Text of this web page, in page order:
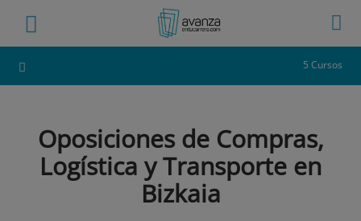
5 Cursos
Oposiciones de Compras,
Logística y Transporte en
Bizkaia